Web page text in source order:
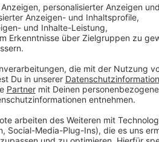
©StädteRegion Aachen
Anzeige
Weitere Infos der Krisenstäbe
Anzeige
* Sieben-Tage-Inzidenz:Die